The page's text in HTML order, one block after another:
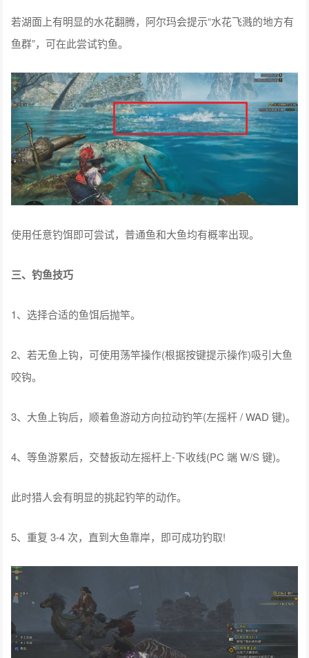
若湖面上有明显的水花翻腾，阿尔玛会提示“水花飞溅的地方有
鱼群”，可在此尝试钓鱼。
使用任意钓饵即可尝试，普通鱼和大鱼均有概率出现。
三、钓鱼技巧
1、选择合适的鱼饵后抛竿。
2、若无鱼上钩，可使用荡竿操作(根据按键提示操作)吸引大鱼
咬钩。
3、大鱼上钩后，顺着鱼游动方向拉动钓竿(左摇杆 / WAD 键)。
4、等鱼游累后，交替扳动左摇杆上-下收线(PC 端 W/S 键)。
此时猎人会有明显的挑起钓竿的动作。
5、重复 3-4 次，直到大鱼靠岸，即可成功钓取!